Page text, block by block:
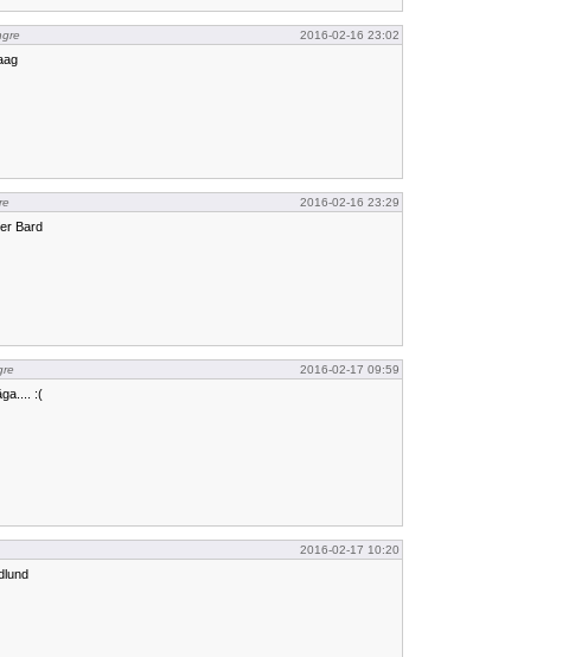
2016-02-16 23:02
2016-02-16 23:29
Bard
2016-02-17 09:59
:(
2016-02-17 10:20